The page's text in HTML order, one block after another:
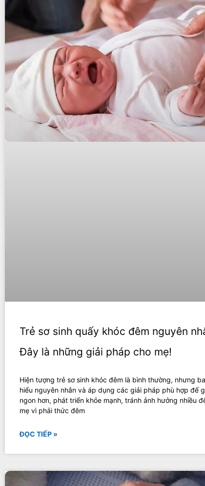
Trẻ sơ sinh quấy khóc đêm nguyên
Đây là những giải pháp cho mẹ!
Hiện tượng trẻ sơ sinh khóc đêm là bình thường, nhưng
hiểu nguyên nhân và áp dụng các giải pháp phù hợp để
ngon hơn, phát triển khỏe mạnh, tránh ảnh hưởng nhiều
mẹ vì phải thức đêm
ĐỌC TIẾP »